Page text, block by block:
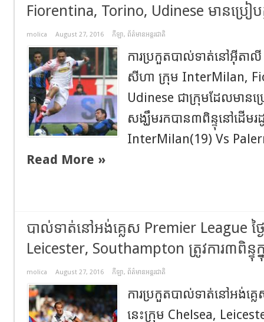
Fiorentina, Torino, Udinese​ មានប្រៀ
molica August 27, 2016 កីឡា, ព័ត៌មានអន្តរជាតិ
ការប្រកួតបាល់ទាត់នៅអុីតាលី
សីហា ក្រុម InterMilan,
Udinese ជាក្រុមដែលមាន
សង្ឃឹមរកបាន៣ពិន្ទុនៅដើមរ
InterMilan(19) Vs
Read More »
បាល់ទាត់នៅអង់គ្លេស Premier League ថ្ង
Leicester, Southampton ត្រូវការ៣ពិន្ទុ
molica August 27, 2016 កីឡា, ព័ត៌មានអន្តរជាតិ
ការប្រកួតបាល់ទាត់នៅអង់គ្ល
នេះក្រុម Chelsea,